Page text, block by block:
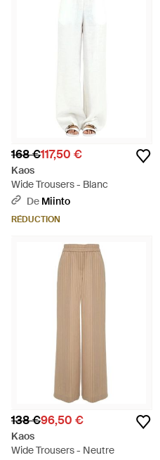
168 €117,50 €
Kaos
Wide Trousers - Blanc
De Miinto
RÉDUCTION
138 €96,50 €
Kaos
Wide Trousers - Neutre